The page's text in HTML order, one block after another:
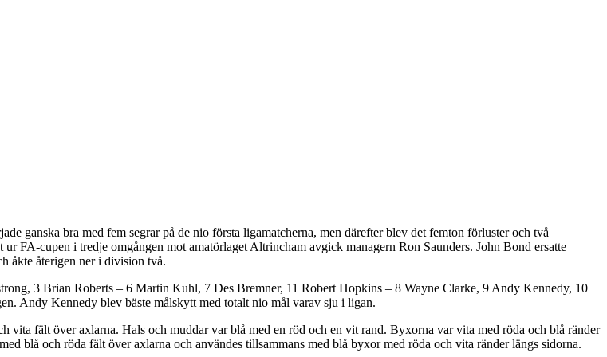
ganska bra med fem segrar på de nio första ligamatcherna, men därefter blev det femton förluster och två
FA-cupen i tredje omgången mot amatörlaget Altrincham avgick managern Ron Saunders. John Bond ersatte
åkte återigen ner i division två.
3 Brian Roberts – 6 Martin Kuhl, 7 Des Bremner, 11 Robert Hopkins – 8 Wayne Clarke, 9 Andy Kennedy, 10
Andy Kennedy blev bäste målskytt med totalt nio mål varav sju i ligan.
fält över axlarna. Hals och muddar var blå med en röd och en vit rand. Byxorna var vita med röda och blå ränder
blå och röda fält över axlarna och användes tillsammans med blå byxor med röda och vita ränder längs sidorna.